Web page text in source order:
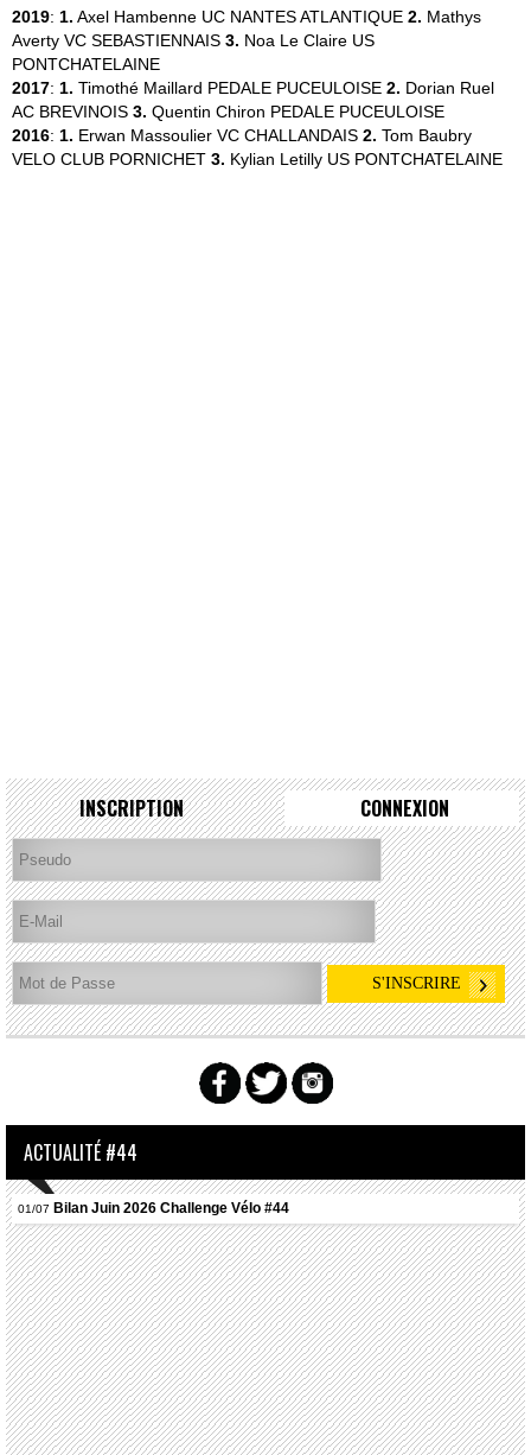
2019: 1. Axel Hambenne UC NANTES ATLANTIQUE 2. Mathys
Averty VC SEBASTIENNAIS 3. Noa Le Claire US
PONTCHATELAINE
2017: 1. Timothé Maillard PEDALE PUCEULOISE 2. Dorian Ruel
AC BREVINOIS 3. Quentin Chiron PEDALE PUCEULOISE
2016: 1. Erwan Massoulier VC CHALLANDAIS 2. Tom Baubry
VELO CLUB PORNICHET 3. Kylian Letilly US PONTCHATELAINE
INSCRIPTION CONNEXION
ACTUALITÉ #44
01/07 Bilan Juin 2026 Challenge Vélo #44